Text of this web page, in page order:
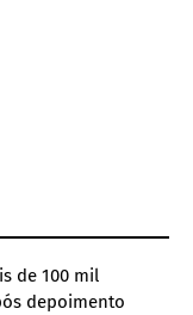
de 100 mil
depoimento